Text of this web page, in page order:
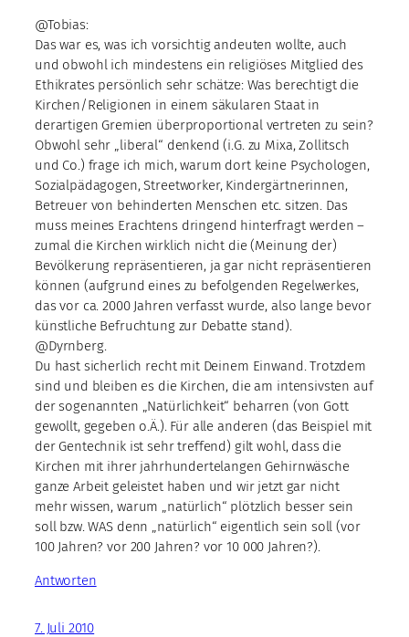
@Tobias:
Das war es, was ich vorsichtig andeuten wollte, auch
und obwohl ich mindestens ein religiöses Mitglied des
Ethikrates persönlich sehr schätze: Was berechtigt die
Kirchen/Religionen in einem säkularen Staat in
derartigen Gremien überproportional vertreten zu sein?
Obwohl sehr „liberal“ denkend (i.G. zu Mixa, Zollitsch
und Co.) frage ich mich, warum dort keine Psychologen,
Sozialpädagogen, Streetworker, Kindergärtnerinnen,
Betreuer von behinderten Menschen etc. sitzen. Das
muss meines Erachtens dringend hinterfragt werden –
zumal die Kirchen wirklich nicht die (Meinung der)
Bevölkerung repräsentieren, ja gar nicht repräsentieren
können (aufgrund eines zu befolgenden Regelwerkes,
das vor ca. 2000 Jahren verfasst wurde, also lange bevor
künstliche Befruchtung zur Debatte stand).
@Dyrnberg.
Du hast sicherlich recht mit Deinem Einwand. Trotzdem
sind und bleiben es die Kirchen, die am intensivsten auf
der sogenannten „Natürlichkeit“ beharren (von Gott
gewollt, gegeben o.Ä.). Für alle anderen (das Beispiel mit
der Gentechnik ist sehr treffend) gilt wohl, dass die
Kirchen mit ihrer jahrhundertelangen Gehirnwäsche
ganze Arbeit geleistet haben und wir jetzt gar nicht
mehr wissen, warum „natürlich“ plötzlich besser sein
soll bzw. WAS denn „natürlich“ eigentlich sein soll (vor
100 Jahren? vor 200 Jahren? vor 10 000 Jahren?).
Antworten
7. Juli 2010